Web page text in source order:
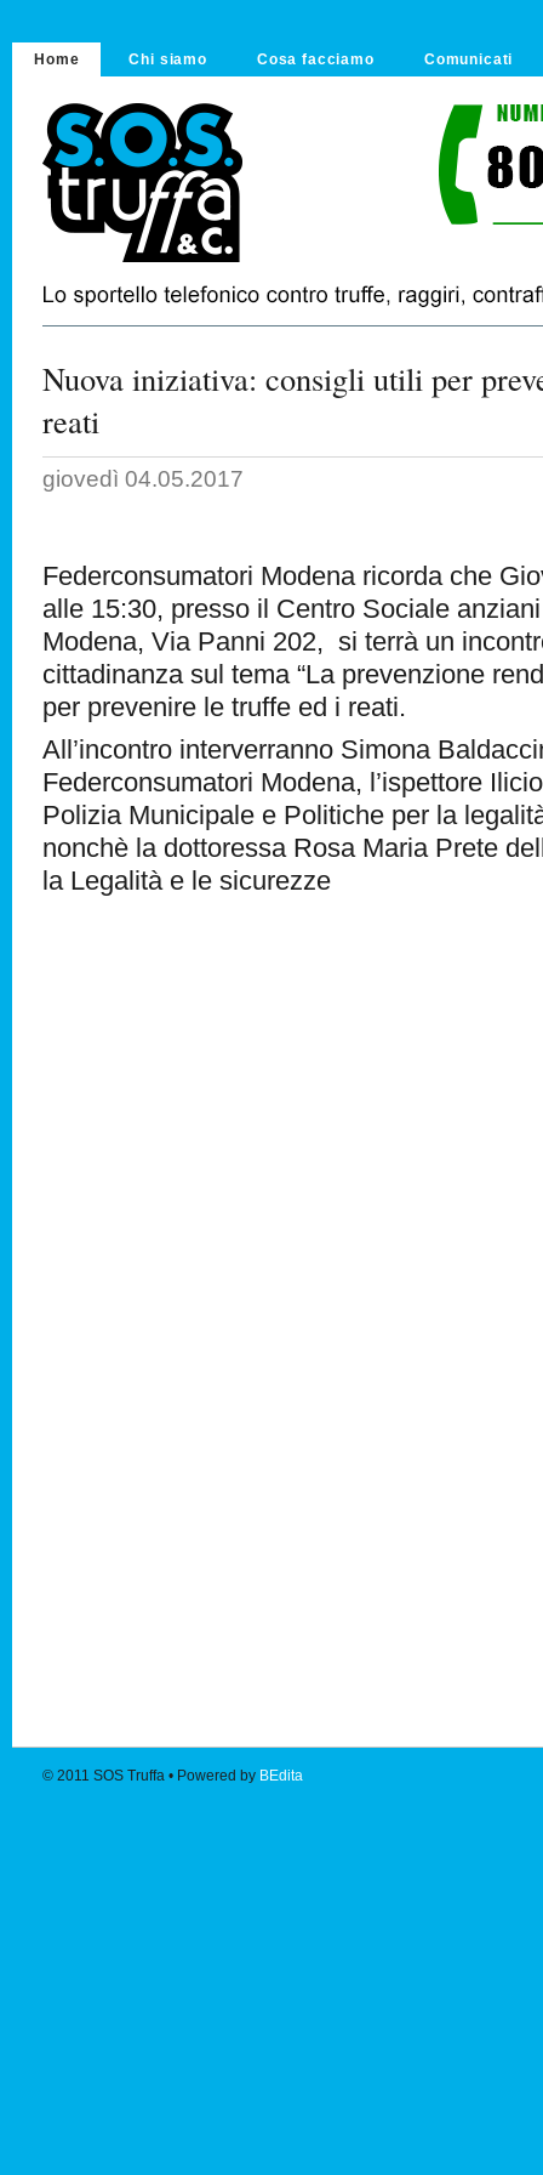
Home Chi siamo Cosa facciamo Comunicati
Nuova iniziativa: consigli utili per
reati
giovedì 04.05.2017
Federconsumatori Modena ricorda che
alle 15:30, presso il Centro Sociale
Modena, Via Panni 202, si terrà un
cittadinanza sul tema “La prevenzione
per prevenire le truffe ed i reati.
All’incontro interverranno Simona
Federconsumatori Modena, l’ispettore
Polizia Municipale e Politiche per la
nonchè la dottoressa Rosa Maria Prete
la Legalità e le sicurezze
© 2011 SOS Truffa • Powered by BEdita